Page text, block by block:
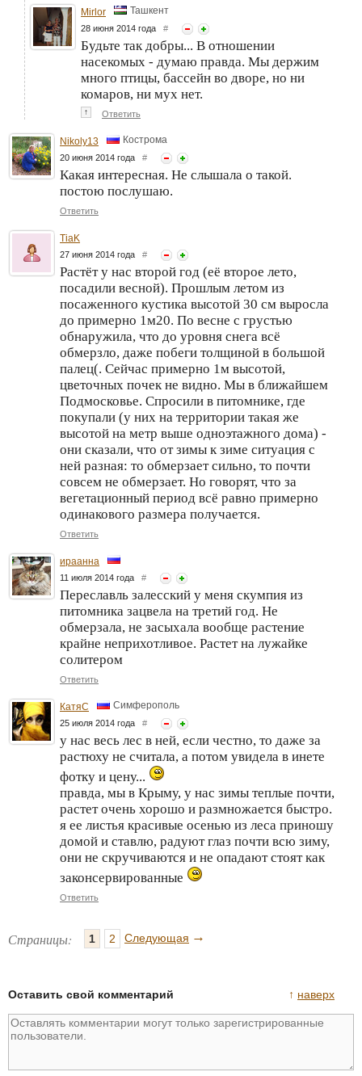
Mirlor Ташкент
28 июня 2014 года #
Будьте так добры... В отношении
насекомых - думаю правда. Мы держим
много птицы, бассейн во дворе, но ни
комаров, ни мух нет.
↑ Ответить
Nikoly13 Кострома
20 июня 2014 года #
Какая интересная. Не слышала о такой.
постою послушаю.
Ответить
TiaK
27 июня 2014 года #
Растёт у нас второй год (её второе лето,
посадили весной). Прошлым летом из
посаженного кустика высотой 30 см выросла
до примерно 1м20. По весне с грустью
обнаружила, что до уровня снега всё
обмерзло, даже побеги толщиной в большой
палец(. Сейчас примерно 1м высотой,
цветочных почек не видно. Мы в ближайшем
Подмосковье. Спросили в питомнике, где
покупали (у них на территории такая же
высотой на метр выше одноэтажного дома) -
они сказали, что от зимы к зиме ситуация с
ней разная: то обмерзает сильно, то почти
совсем не обмерзает. Но говорят, что за
вегетационный период всё равно примерно
одинакового размера получается.
Ответить
ираанна
11 июля 2014 года #
Переславль залесский у меня скумпия из
питомника зацвела на третий год. Не
обмерзала, не засыхала вообще растение
крайне неприхотливое. Растет на лужайке
солитером
Ответить
КатяС Симферополь
25 июля 2014 года #
у нас весь лес в ней, если честно, то даже за
растюху не считала, а потом увидела в инете
фотку и цену...
правда, мы в Крыму, у нас зимы теплые почти,
растет очень хорошо и размножается быстро.
я ее листья красивые осенью из леса приношу
домой и ставлю, радуют глаз почти всю зиму,
они не скручиваются и не опадают стоят как
законсервированные
Ответить
Страницы: 1 2 Следующая →
↑ наверх
Оставить свой комментарий